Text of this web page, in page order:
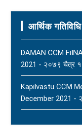
आर्थिक गतिविधि
DAMAN CCM
2021 - २०७९ चैत्र
Kapilvastu CCM
December 2021 -